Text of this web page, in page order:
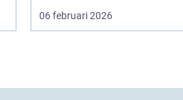
06 februari 2026